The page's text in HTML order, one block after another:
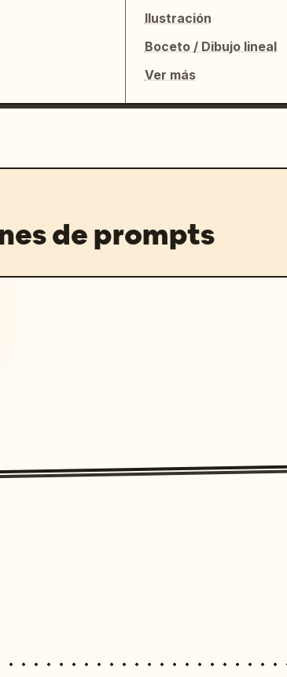
Ilustración
Boceto / Dibujo lineal
Ver más
de prompts